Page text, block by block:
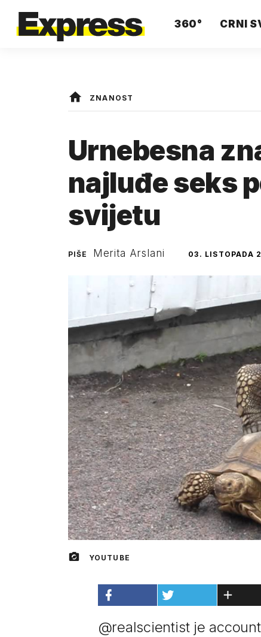
360° CRNI
ZNANOST
Urnebesna
najluđe seks
svijetu
PIŠE Merita Arslani 03. LISTOPADA
YOUTUBE
@realscientist je